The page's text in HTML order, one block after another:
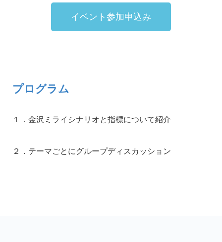
イベント参加申込み
プログラム
１．金沢ミライシナリオと指標について紹介
２．テーマごとにグループディスカッション